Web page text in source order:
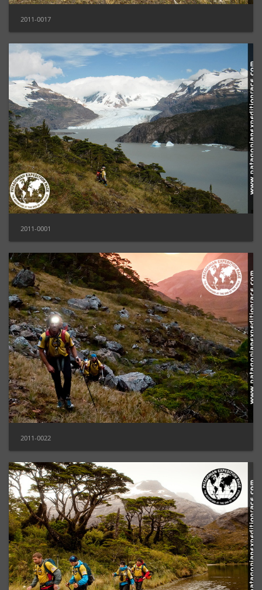
2011-0017
2011-0001
2011-0022